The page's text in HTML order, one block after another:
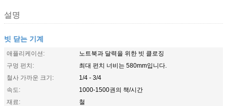
설명
빗 닫는 기계
애플리케이션:
노트북과 달력을 위한 빗 클로징
구멍 펀치:
최대 펀치 너비는 580mm입니다.
철사 가까운 크기:
1/4 - 3/4
속도:
1000-1500권의 책/시간
재료:
철